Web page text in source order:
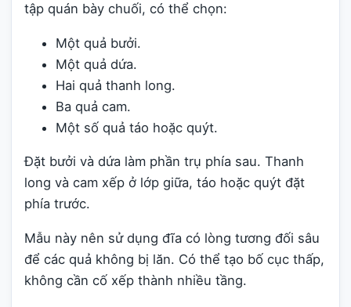
tập quán bày chuối, có thể chọn:
Một quả bưởi.
Một quả dứa.
Hai quả thanh long.
Ba quả cam.
Một số quả táo hoặc quýt.
Đặt bưởi và dứa làm phần trụ phía sau. Thanh
long và cam xếp ở lớp giữa, táo hoặc quýt đặt
phía trước.
Mẫu này nên sử dụng đĩa có lòng tương đối sâu
để các quả không bị lăn. Có thể tạo bố cục thấp,
không cần cố xếp thành nhiều tầng.